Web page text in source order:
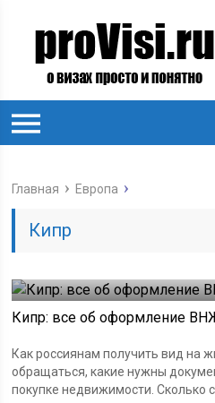
Главная Европа
Кипр
Кипр: все об оформление
Как россиянам получить вид на
обращаться, какие нужны
покупке недвижимости. Сколько